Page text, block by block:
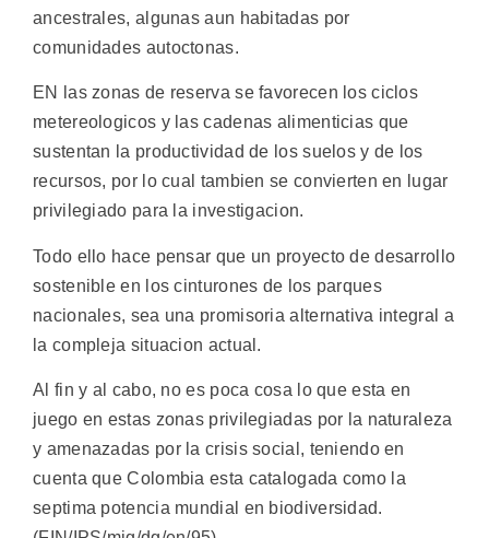
ancestrales, algunas aun habitadas por
comunidades autoctonas.
EN las zonas de reserva se favorecen los ciclos
metereologicos y las cadenas alimenticias que
sustentan la productividad de los suelos y de los
recursos, por lo cual tambien se convierten en lugar
privilegiado para la investigacion.
Todo ello hace pensar que un proyecto de desarrollo
sostenible en los cinturones de los parques
nacionales, sea una promisoria alternativa integral a
la compleja situacion actual.
Al fin y al cabo, no es poca cosa lo que esta en
juego en estas zonas privilegiadas por la naturaleza
y amenazadas por la crisis social, teniendo en
cuenta que Colombia esta catalogada como la
septima potencia mundial en biodiversidad.